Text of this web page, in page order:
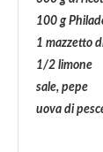
100 g
1 mazzetto
1/2 limone
sale, pepe
uova di